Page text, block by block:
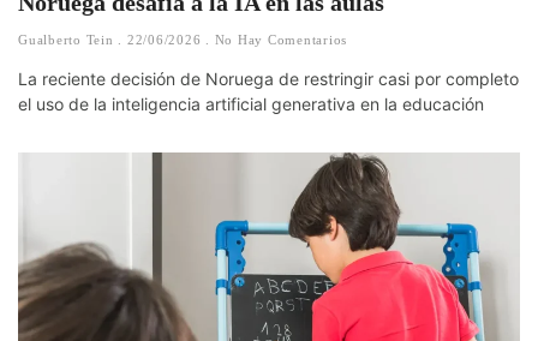
Gualberto Tein 22/06/2026 No Hay Comentarios
La reciente decisión de Noruega de restringir casi por completo
el uso de la inteligencia artificial generativa en la educación